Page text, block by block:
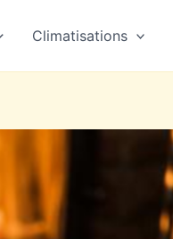
Climatisations